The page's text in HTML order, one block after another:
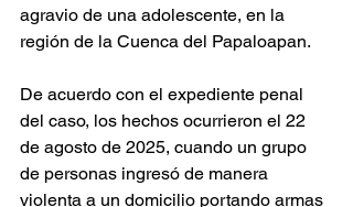
agravio de una adolescente, en la
región de la Cuenca del Papaloapan.
De acuerdo con el expediente penal
del caso, los hechos ocurrieron el 22
de agosto de 2025, cuando un grupo
de personas ingresó de manera
violenta a un domicilio portando armas